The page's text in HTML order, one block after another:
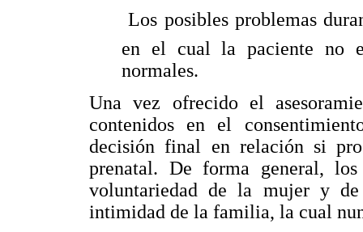
 Los posibles problemas
en el cual la paciente no
normales.
Una vez ofrecido el
contenidos en el
decisión final en relación si
prenatal. De forma general,
voluntariedad de la mujer y
intimidad de la familia, la cual